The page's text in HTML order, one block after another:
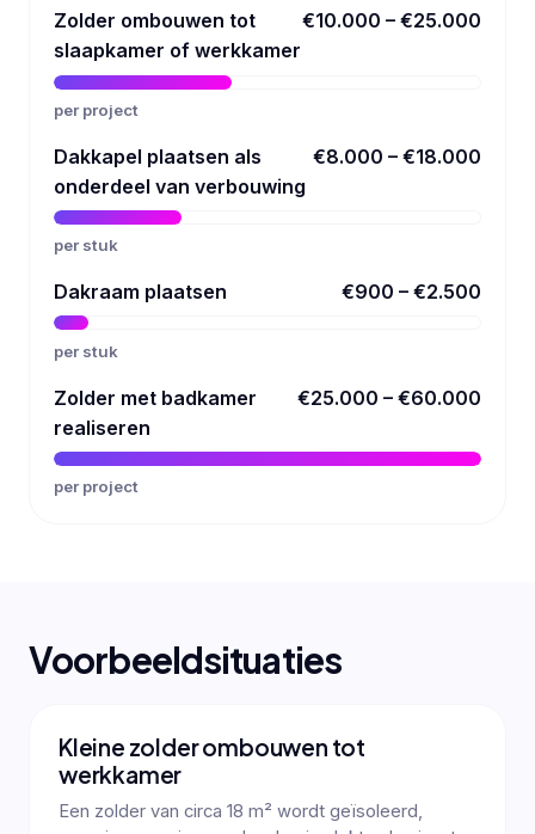
Zolder ombouwen tot
slaapkamer of werkkamer
€10.000 – €25.000
per project
Dakkapel plaatsen als
onderdeel van verbouwing
€8.000 – €18.000
per stuk
Dakraam plaatsen €900 – €2.500
per stuk
Zolder met badkamer
realiseren
€25.000 – €60.000
per project
Voorbeeldsituaties
Kleine zolder ombouwen tot
werkkamer
Een zolder van circa 18 m² wordt geïsoleerd,